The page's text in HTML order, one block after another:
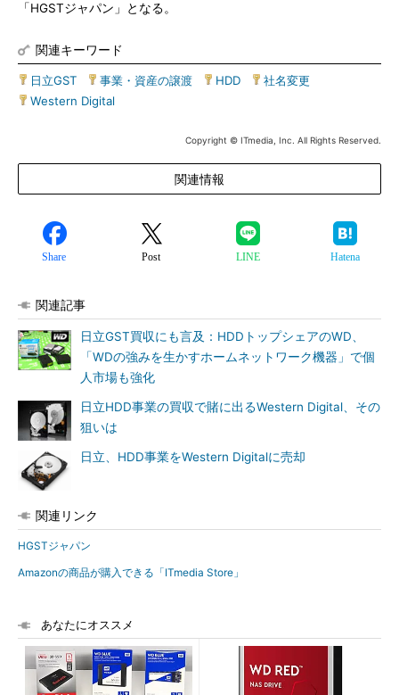
「HGSTジャパン」となる。
関連キーワード
日立GST 事業・資産の譲渡 HDD 社名変更
Western Digital
Copyright © ITmedia, Inc. All Rights Reserved.
関連情報
Share Post LINE Hatena
関連記事
日立GST買収にも言及：HDDトップシェアのWD、
「WDの強みを生かすホームネットワーク機器」で個
人市場も強化
日立HDD事業の買収で賭に出るWestern Digital、その
狙いは
日立、HDD事業をWestern Digitalに売却
関連リンク
HGSTジャパン
Amazonの商品が購入できる「ITmedia Store」
あなたにオススメ